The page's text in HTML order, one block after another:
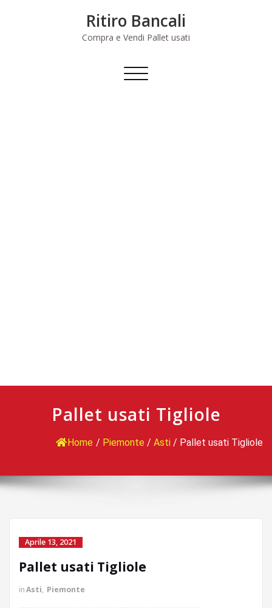
Ritiro Bancali
Compra e Vendi Pallet usati
Commuta
Pallet usati Tigliole
Home / Piemonte / Asti / Pallet usati Tigliole
Aprile 13, 2021
Pallet usati Tigliole
inAsti, Piemonte